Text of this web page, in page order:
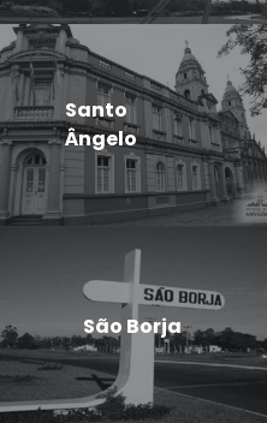
Santo
Ângelo
São Borja